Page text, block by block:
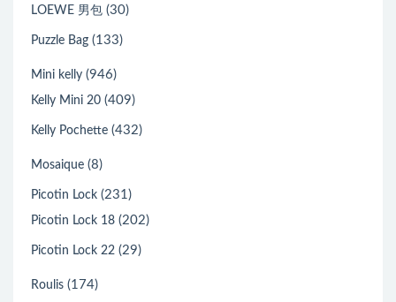
LOEWE 男包 (30)
Puzzle Bag (133)
Mini kelly (946)
Kelly Mini 20 (409)
Kelly Pochette (432)
Mosaique (8)
Picotin Lock (231)
Picotin Lock 18 (202)
Picotin Lock 22 (29)
Roulis (174)